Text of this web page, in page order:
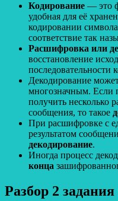
Кодирование — это
удобная для её
кодировании
соответствие так
Расшифровка или
восстановление
последовательности
Декодирование
многозначным. Если
получить несколько
сообщения, то такое
При расшифровке с
результатом
декодирование.
Иногда процесс
конца
Разбор 2